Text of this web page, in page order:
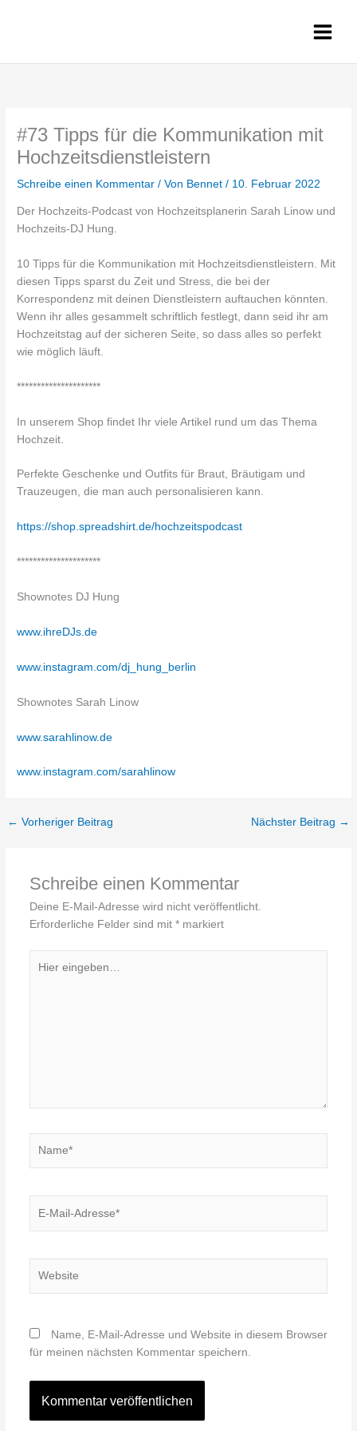
#73 Tipps für die Kommunikation mit
Hochzeitsdienstleistern
Schreibe einen Kommentar / Von Bennet/ 10. Februar 2022
Der Hochzeits-Podcast von Hochzeitsplanerin Sarah Linow und
Hochzeits-DJ Hung.
10 Tipps für die Kommunikation mit Hochzeitsdienstleistern. Mit
diesen Tipps sparst du Zeit und Stress, die bei der
Korrespondenz mit deinen Dienstleistern auftauchen könnten.
Wenn ihr alles gesammelt schriftlich festlegt, dann seid ihr am
Hochzeitstag auf der sicheren Seite, so dass alles so perfekt
wie möglich läuft.
*********************
In unserem Shop findet Ihr viele Artikel rund um das Thema
Hochzeit.
Perfekte Geschenke und Outfits für Braut, Bräutigam und
Trauzeugen, die man auch personalisieren kann.
https://shop.spreadshirt.de/hochzeitspodcast
*********************
Shownotes DJ Hung
www.ihreDJs.de
www.instagram.com/dj_hung_berlin
Shownotes Sarah Linow
www.sarahlinow.de
www.instagram.com/sarahlinow
← Vorheriger Beitrag Nächster Beitrag →
Schreibe einen Kommentar
Deine E-Mail-Adresse wird nicht veröffentlicht.
Erforderliche Felder sind mit *markiert
eingeben…
Mail-
Name, E-Mail-Adresse und Website in diesem Browser
für meinen nächsten Kommentar speichern.